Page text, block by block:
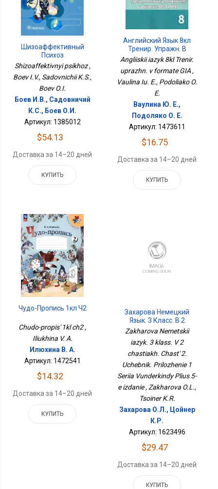
Шизоаффективный
Психоз
Shizoaffektivnyi psikhoz ,
Boev I.V., Sadovnichii K.S.,
Boev O.I.
Боев И.В., Садовничий
К.С., Боев О.И.
Артикул: 1385012
$54.13
Доставка за 14–20 дней
КУПИТЬ
Английский Язык 8кл
Тренир. Упражн. В
Формате ГИА
Angliiskii iazyk 8kl Trenir.
uprazhn. v formate GIA ,
Vaulina Iu. E., Podoliako O.
E.
Ваулина Ю. Е.,
Подоляко О. Е.
Артикул: 1473611
$16.75
Доставка за 14–20 дней
КУПИТЬ
Чудо-Пропись 1кл Ч2
Chudo-propis' 1kl ch2 ,
Iliukhina V. A.
Илюхина В. А.
Артикул: 1472541
$14.32
Доставка за 14–20 дней
КУПИТЬ
Захарова Немецкий
Язык. 3 Класс. В 2
Частях. Часть 2.
Учебник. Приложение 1
Серия Вундеркинды
Плюс 5-Е Издание
Zakharova Nemetskii
iazyk. 3 klass. V 2
chastiakh. Chast' 2.
Uchebnik. Prilozhenie 1
Seriia Vunderkindy Plius 5-
e izdanie , Zakharova O.L.,
Tsoiner K.R.
Захарова О.Л., Цойнер
К.Р.
Артикул: 1623496
$29.47
Доставка за 14–20 дней
КУПИТЬ